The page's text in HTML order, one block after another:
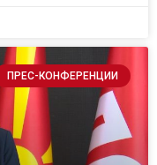
ПРЕС-КОНФЕРЕНЦИИ